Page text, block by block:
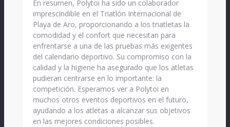
En resumen, Polytoi ha sido un colaborador
imprescindible en el Triatlón Internacional de
Playa de Aro, proporcionando a los triatletas la
comodidad y el confort que necesitan para
enfrentarse a una de las pruebas más exigentes
del calendario deportivo. Su compromiso con la
calidad y la higiene ha asegurado que los atletas
pudieran centrarse en lo importante: la
competición. Esperamos ver a Polytoi en
muchos otros eventos deportivos en el futuro,
ayudando a los atletas a alcanzar sus objetivos
en las mejores condiciones posibles.